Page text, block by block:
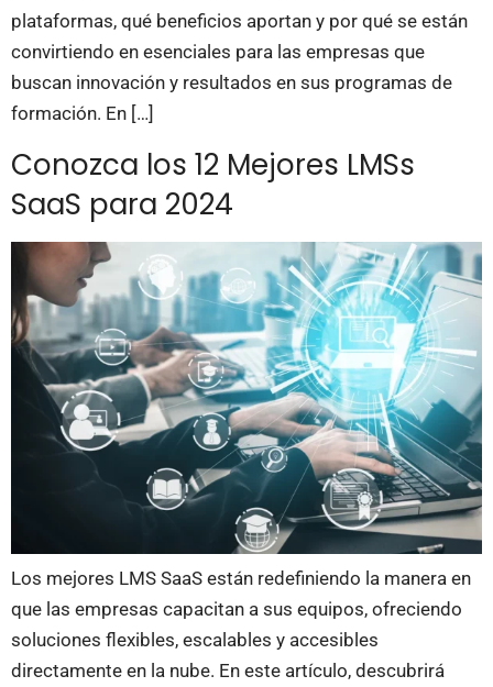
plataformas, qué beneficios aportan y por qué se están
convirtiendo en esenciales para las empresas que
buscan innovación y resultados en sus programas de
formación. En […]
Conozca los 12 Mejores LMSs
SaaS para 2024
Los mejores LMS SaaS están redefiniendo la manera en
que las empresas capacitan a sus equipos, ofreciendo
soluciones flexibles, escalables y accesibles
directamente en la nube. En este artículo, descubrirá